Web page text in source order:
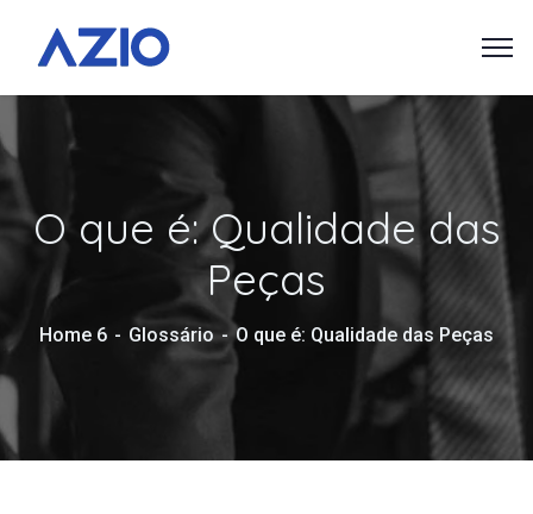
O que é: Qualidade das
Peças
Home 6 Glossário O que é: Qualidade das Peças